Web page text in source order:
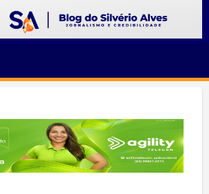
SILVERIO
ALVES